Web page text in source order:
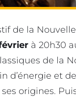
de la
à 20h30
de la
d’énergie et
origines.